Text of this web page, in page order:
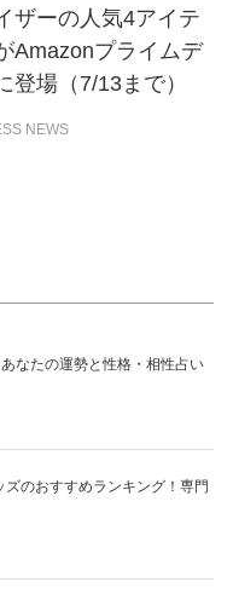
ザーの人気4アイテ
Amazonプライムデ
登場（7/13まで）
NEWS
なたの運勢と性格・相性占い
ズのおすすめランキング！専門